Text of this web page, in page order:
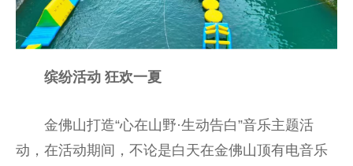
缤纷活动 狂欢一夏
金佛山打造“心在山野·生动告白”音乐主题活
动，在活动期间，不论是白天在金佛山顶有电音乐